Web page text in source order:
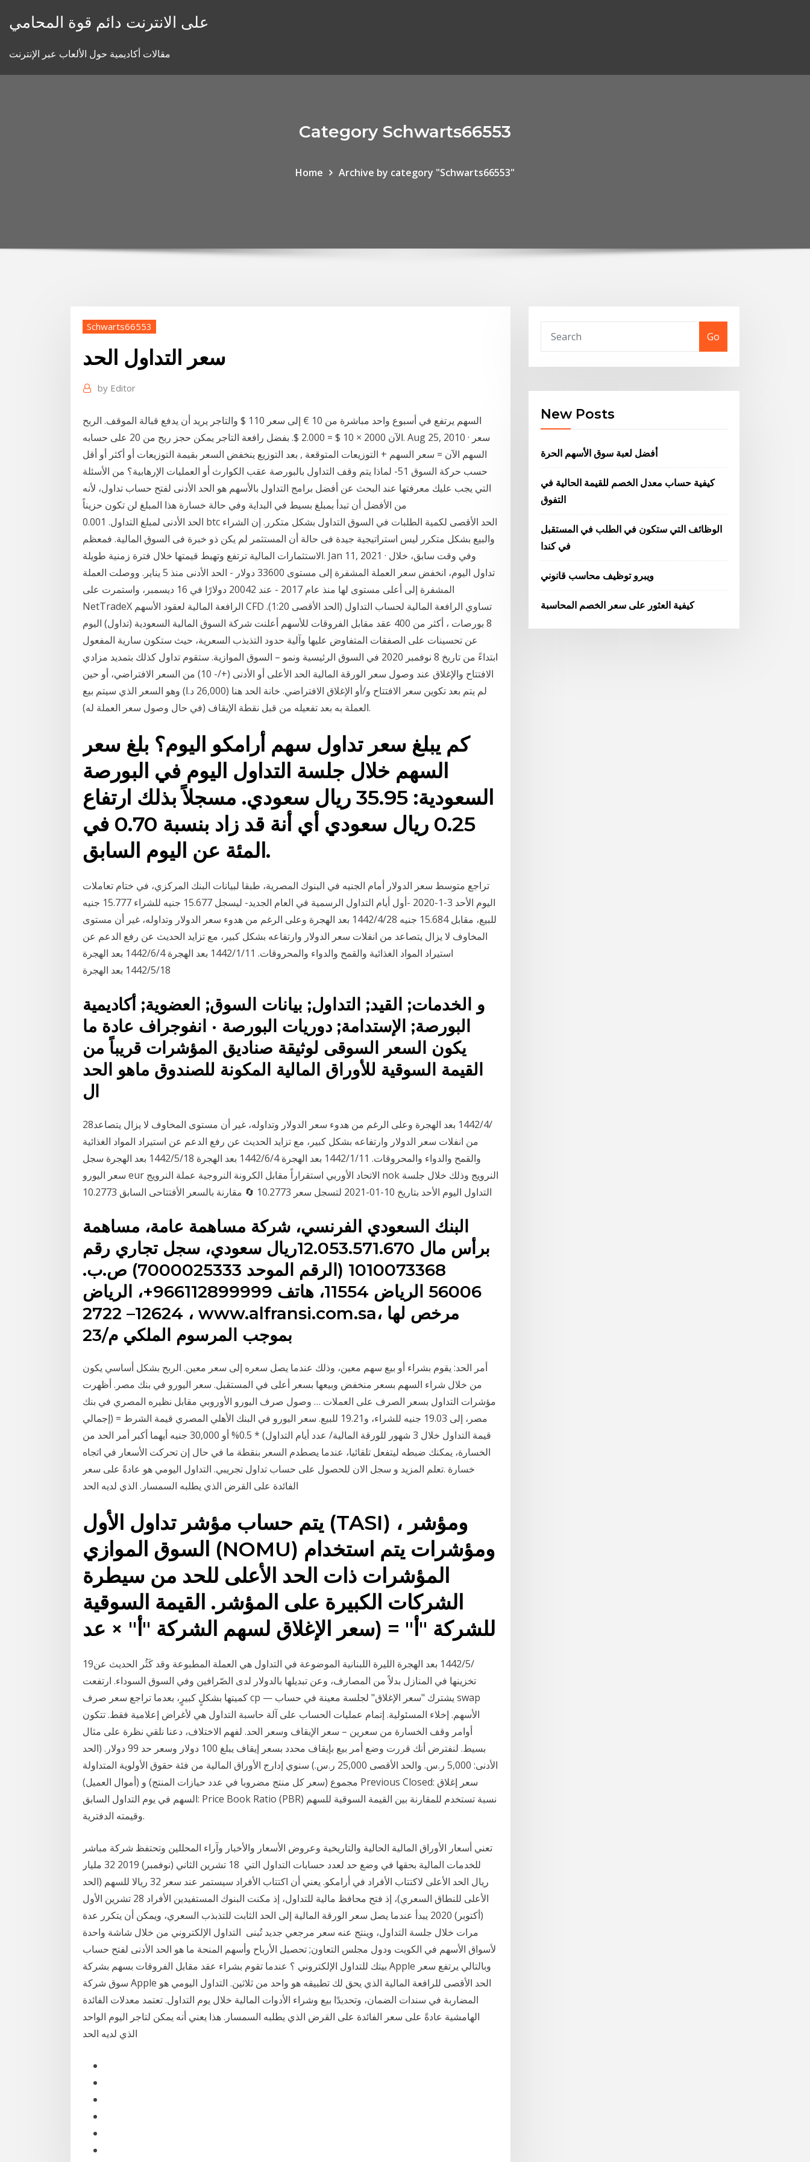
على الانترنت دائم قوة المحامي
مقالات أكاديمية حول الألعاب عبر الإنترنت
Category Schwarts66553
Home Archive by category "Schwarts66553"
Schwarts66553
سعر التداول الحد
by Editor
السهم يرتفع في أسبوع واحد مباشرة من 10 € إلى سعر 110 $ والتاجر يريد أن يدفع قبالة الموقف. الربح
الآن 2000 × 10 $ = 2.000 $. بفضل رافعة التاجر يمكن حجز ربح من 20 على حسابه. Aug 25, 2010 · سعر
السهم الآن = سعر السهم + التوزيعات المتوقعة , بعد التوزيع ينخفض السعر بقيمة التوزيعات أو أكثر أو أقل
حسب حركة السوق 51- لماذا يتم وقف التداول بالبورصة عقب الكوارث أو العمليات الإرهابية؟ من الأسئلة
التي يجب عليك معرفتها عند البحث عن أفضل برامج التداول بالأسهم هو الحد الأدنى لفتح حساب تداول، لأنه
من الأفضل أن تبدأ بمبلغ بسيط في البداية وفي حالة خسارة هذا المبلغ لن تكون حزيناً
الحد الأدنى لمبلغ التداول. 0.001 btc الحد الأقصى لكمية الطلبات في السوق التداول بشكل متكرر. إن الشراء
والبيع بشكل متكرر ليس استراتيجية جيدة فى حالة أن المستثمر لم يكن ذو خبرة فى السوق المالية. فمعظم
الاستثمارات المالية ترتفع وتهبط قيمتها خلال فترة زمنية طويلة. Jan 11, 2021 · وفي وقت سابق، خلال
تداول اليوم، انخفض سعر العملة المشفرة إلى مستوى 33600 دولار - الحد الأدنى منذ 5 يناير. ووصلت العملة
المشفرة إلى أعلى مستوى لها منذ عام 2017 - عند 20042 دولارًا في 16 ديسمبر، واستمرت على
NetTradeX الرافعة المالية لعقود الأسهم CFD تساوي الرافعة المالية لحساب التداول (الحد الأقصى 1:20).
8 بورصات ، أكثر من 400 عقد مقابل الفروقات للأسهم أعلنت شركة السوق المالية السعودية (تداول) اليوم
عن تحسينات على الصفقات المتفاوض عليها وآلية حدود التذبذب السعرية، حيث ستكون سارية المفعول
ابتداءً من تاريخ 8 نوفمبر 2020 في السوق الرئيسية ونمو – السوق الموازية. ستقوم تداول كذلك بتمديد مزادي
الافتتاح والإغلاق عند وصول سعر الورقة المالية الحد الأعلى أو الأدنى (+/- 10) من السعر الافتراضي، أو حين
لم يتم بعد تكوين سعر الافتتاح و/أو الإغلاق الافتراضي. خانة الحد هنا (26,000 د.ا) وهو السعر الذي سيتم بيع
العملة به بعد تفعيله من قبل نقطة الإيقاف (في حال وصول سعر العملة له).
كم يبلغ سعر تداول سهم أرامكو اليوم؟ بلغ سعر
السهم خلال جلسة التداول اليوم في البورصة
السعودية: 35.95 ريال سعودي. مسجلاً بذلك ارتفاع
0.25 ريال سعودي أي أنة قد زاد بنسبة 0.70 في
المئة عن اليوم السابق.
تراجع متوسط سعر الدولار أمام الجنيه في البنوك المصرية، طبقا لبيانات البنك المركزي، في ختام تعاملات
اليوم الأحد 3-1-2020 -أول أيام التداول الرسمية في العام الجديد- ليسجل 15.677 جنيه للشراء 15.777 جنيه
للبيع، مقابل 15.684 جنيه 28‏‏/4‏‏/1442 بعد الهجرة وعلى الرغم من هدوء سعر الدولار وتداوله، غير أن مستوى
المخاوف لا يزال يتصاعد من انفلات سعر الدولار وارتفاعه بشكل كبير، مع تزايد الحديث عن رفع الدعم عن
استيراد المواد الغذائية والقمح والدواء والمحروقات. 11‏‏/1‏‏/1442 بعد الهجرة 4‏‏/6‏‏/1442 بعد الهجرة
18‏‏/5‏‏/1442 بعد الهجرة
و الخدمات; القيد; التداول; بيانات السوق; العضوية; أكاديمية
البورصة; الإستدامة; دوريات البورصة · انفوجراف عادة ما
يكون السعر السوقى لوثيقة صناديق المؤشرات قريباً من
القيمة السوقية للأوراق المالية المكونة للصندوق ماهو الحد
ال
28‏‏/4‏‏/1442 بعد الهجرة وعلى الرغم من هدوء سعر الدولار وتداوله، غير أن مستوى المخاوف لا يزال يتصاعد
من انفلات سعر الدولار وارتفاعه بشكل كبير، مع تزايد الحديث عن رفع الدعم عن استيراد المواد الغذائية
والقمح والدواء والمحروقات. 11‏‏/1‏‏/1442 بعد الهجرة 4‏‏/6‏‏/1442 بعد الهجرة 18‏‏/5‏‏/1442 بعد الهجرة سجل
سعر اليورو eur الاتحاد الأوربي استقراراً مقابل الكرونة النروجية عملة النرويج nok النرويج وذلك خلال جلسة
التداول اليوم الأحد بتاريخ 10-01-2021 لتسجل سعر 10.2773 🔄 مقارنة بالسعر الأفتتاحى السابق 10.2773
البنك السعودي الفرنسي، شركة مساهمة عامة، مساهمة
برأس مال 12.053.571.670ريال سعودي، سجل تجاري رقم
1010073368 (الرقم الموحد 7000025333) ص.ب.
56006 الرياض 11554، هاتف 966112899999+، الرياض
12624– 2722 ، www.alfransi.com.sa، مرخص لها
بموجب المرسوم الملكي م/23
أمر الحد: يقوم بشراء أو بيع سهم معين، وذلك عندما يصل سعره إلى سعر معين. الربح بشكل أساسي يكون
من خلال شراء السهم بسعر منخفض وبيعها بسعر أعلى في المستقبل. سعر اليورو في بنك مصر. أظهرت
مؤشرات التداول بسعر الصرف على العملات … وصول صرف اليورو الأوروبي مقابل نظيره المصري في بنك
مصر، إلى 19.03 جنيه للشراء، و19.21 للبيع. سعر اليورو في البنك الأهلي المصري قيمة الشرط = (إجمالي
قيمة التداول خلال 3 شهور للورقة المالية/ عدد أيام التداول) * 0.5% أو 30,000 جنيه أيهما أكبر أمر الحد من
الخسارة، يمكنك ضبطه ليتفعل تلقائيا، عندما يصطدم السعر بنقطة ما في حال إن تحركت الأسعار في اتجاه
خسارة .تعلم المزيد و سجل الان للحصول على حساب تداول تجريبي. التداول اليومي هو عادةً على سعر
الفائدة على القرض الذي يطلبه السمسار. الذي لديه الحد
يتم حساب مؤشر تداول الأول (TASI) ، ومؤشر
السوق الموازي (NOMU) ومؤشرات يتم استخدام
المؤشرات ذات الحد الأعلى للحد من سيطرة
الشركات الكبيرة على المؤشر. القيمة السوقية
للشركة "أ" = (سعر الإغلاق لسهم الشركة "أ" × عد
19‏‏/5‏‏/1442 بعد الهجرة الليرة اللبنانية الموضوعة في التداول هي العملة المطبوعة وقد كَثُر الحديث عن
تخزينها في المنازل بدلاً من المصارف، وعن تبديلها بالدولار لدى الصّرافين وفي السوق السوداء. ارتفعت
كميتها بشكلٍ كبيرٍ، بعدما تراجع سعر صرف cp — يشترك "سعر الإغلاق" لجلسة معينة في حساب swap
الأسهم. إخلاء المسئولية. إتمام عمليات الحساب على آلة حاسبة التداول هي لأغراض إعلامية فقط. تتكون
أوامر وقف الخسارة من سعرين – سعر الإيقاف وسعر الحد. لفهم الاختلاف، دعنا نلقي نظرة على مثال
بسيط. لنفترض أنك قررت وضع أمر بيع بإيقاف محدد بسعر إيقاف يبلغ 100 دولار وسعر حد 99 دولار. (الحد
الأدنى: 5,000 ر.س. والحد الأقصى 25,000 ر.س.) سنوي إدارج الأوراق المالية من فئة حقوق الأولوية المتداولة
مجموع (سعر كل منتج مضروبا في عدد حيازات المنتج) و (أموال العميل) Previous Closed: سعر إغلاق
السهم في يوم التداول السابق: Price Book Ratio (PBR) نسبة تستخدم للمقارنة بين القيمة السوقية للسهم
وقيمته الدفترية.
تعني أسعار الأوراق المالية الحالية والتاريخية وعروض الأسعار والأخبار وآراء المحللين وتحتفظ شركة مباشر
للخدمات المالية بحقها في وضع حد لعدد حسابات التداول التي 18 تشرين الثاني (نوفمبر) 2019 32 مليار
ريال الحد الأعلى لاكتتاب الأفراد في أرامكو. يعني أن اكتتاب الأفراد سيستمر عند سعر 32 ريالا للسهم (الحد
الأعلى للنطاق السعري)، إذ فتح محافظ مالية للتداول، إذ مكنت البنوك المستفيدين الأفراد 28 تشرين الأول
(أكتوبر) 2020 يبدأ عندما يصل سعر الورقة المالية إلى الحد الثابت للتذبذب السعري، ويمكن أن يتكرر عدة
مرات خلال جلسة التداول، وينتج عنه سعر مرجعي جديد تُبنى التداول الإلكتروني من خلال شاشة واحدة
لأسواق الأسهم في الكويت ودول مجلس التعاون; تحصيل الأرباح وأسهم المنحة ما هو الحد الأدنى لفتح حساب
بيتك للتداول الإلكتروني ؟ عندما تقوم بشراء عقد مقابل الفروقات بسهم بشركة Apple وبالتالي يرتفع سعر
سوق شركة Apple الحد الأقصى للرافعة المالية الذي يحق لك تطبيقه هو واحد من ثلاثين. التداول اليومي هو
المضاربة في سندات الضمان، وتحديدًا بيع وشراء الأدوات المالية خلال يوم التداول. تعتمد معدلات الفائدة
الهامشية عادةً على سعر الفائدة على القرض الذي يطلبه السمسار. هذا يعني أنه يمكن لتاجر اليوم الواحد
الذي لديه الحد
Go
New Posts
أفضل لعبة سوق الأسهم الحرة
كيفية حساب معدل الخصم للقيمة الحالية في
التفوق
الوظائف التي ستكون في الطلب في المستقبل
في كندا
ويبرو توظيف محاسب قانوني
كيفية العثور على سعر الخصم المحاسبة